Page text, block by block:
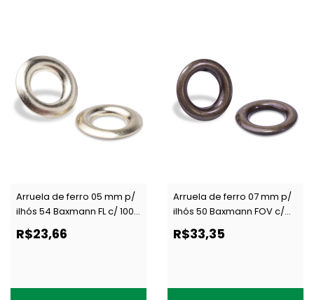
Arruela de ferro 05 mm p/
ilhós 54 Baxmann FL c/ 1000
R$23,66
Arruela de ferro 07 mm p/
ilhós 50 Baxmann FOV c/
1000 un
R$33,35